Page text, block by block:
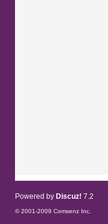
Powered by Discuz! 7.2
© 2001-2009 Comsenz Inc.